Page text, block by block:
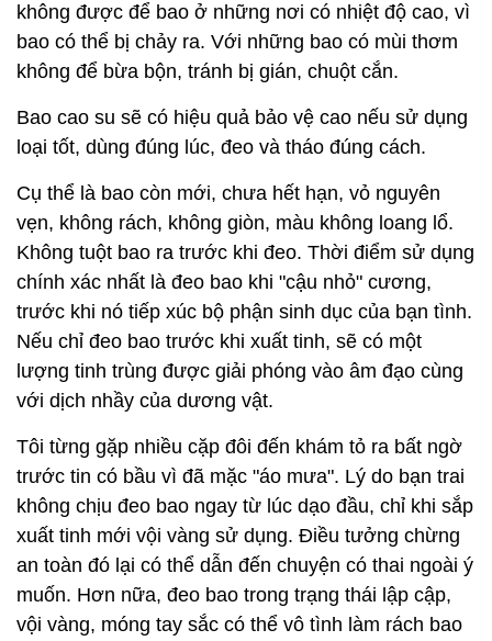
không được để bao ở những nơi có nhiệt độ cao, vì
bao có thể bị chảy ra. Với những bao có mùi thơm
không để bừa bộn, tránh bị gián, chuột cắn.
Bao cao su sẽ có hiệu quả bảo vệ cao nếu sử dụng
loại tốt, dùng đúng lúc, đeo và tháo đúng cách.
Cụ thể là bao còn mới, chưa hết hạn, vỏ nguyên
vẹn, không rách, không giòn, màu không loang lổ.
Không tuột bao ra trước khi đeo. Thời điểm sử dụng
chính xác nhất là đeo bao khi "cậu nhỏ" cương,
trước khi nó tiếp xúc bộ phận sinh dục của bạn tình.
Nếu chỉ đeo bao trước khi xuất tinh, sẽ có một
lượng tinh trùng được giải phóng vào âm đạo cùng
với dịch nhầy của dương vật.
Tôi từng gặp nhiều cặp đôi đến khám tỏ ra bất ngờ
trước tin có bầu vì đã mặc "áo mưa". Lý do bạn trai
không chịu đeo bao ngay từ lúc dạo đầu, chỉ khi sắp
xuất tinh mới vội vàng sử dụng. Điều tưởng chừng
an toàn đó lại có thể dẫn đến chuyện có thai ngoài ý
muốn. Hơn nữa, đeo bao trong trạng thái lập cập,
vội vàng, móng tay sắc có thể vô tình làm rách bao